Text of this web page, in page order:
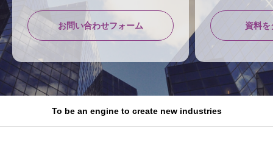
お問い合わせフォーム 資料を
To be an engine to create new industries